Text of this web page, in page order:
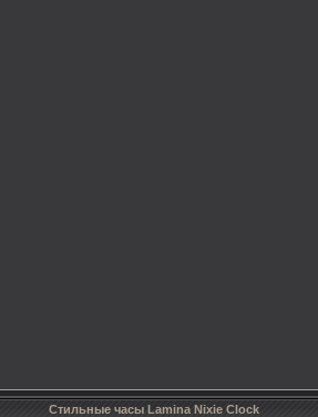
Стильные часы Lamina Nixie Clock